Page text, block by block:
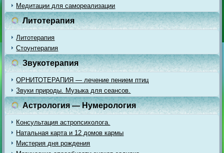
Медитации для самореализации
Литотерапия
Литотерапия
Стоунтерапия
Звукотерапия
ОРНИТОТЕРАПИЯ — лечение пением птиц
Звуки природы. Музыка для сеансов.
Астрология — Нумерология
Консультация астропсихолога.
Натальная карта и 12 домов кармы
Мистерия дня рождения